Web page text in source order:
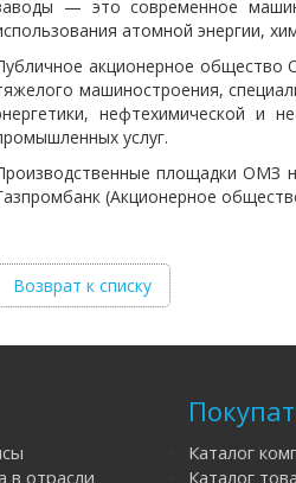
— это современное
атомной энергии,
акционерное
машиностроения,
нефтехимической и
услуг.
площадки ОМЗ
(Акционерное
Возврат к списку
в отрасли
Каталог
Каталог